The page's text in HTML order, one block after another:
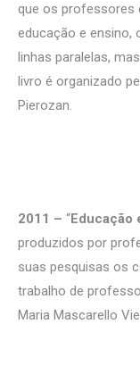
que os professores
educação e ensino,
linhas paralelas,
livro é organizado
Pierozan.
2011 – “Educação
produzidos por
suas pesquisas os
trabalho de
Maria Mascarello